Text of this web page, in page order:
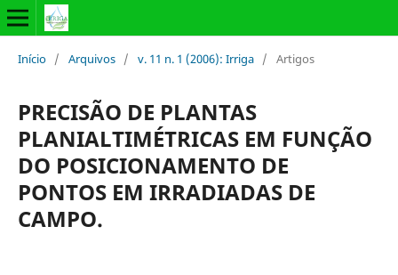
Início / Arquivos / v. 11 n. 1 (2006): Irriga / Artigos
PRECISÃO DE PLANTAS
PLANIALTIMÉTRICAS EM FUNÇÃO
DO POSICIONAMENTO DE
PONTOS EM IRRADIADAS DE
CAMPO.